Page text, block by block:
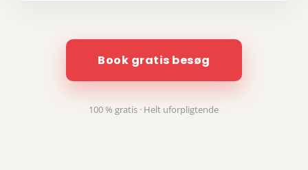
Book gratis besøg
100 % gratis · Helt uforpligtende